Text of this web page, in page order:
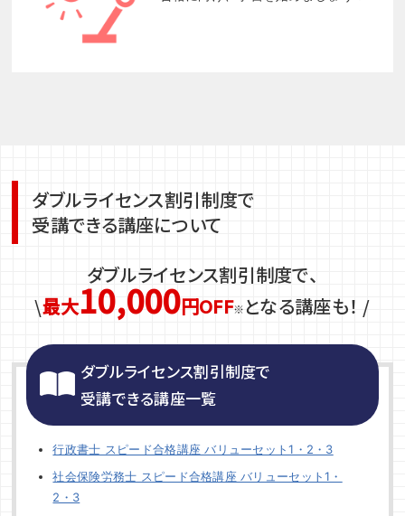
ダブルライセンス割引制度で
受講できる講座について
ダブルライセンス割引制度で、
\最大10,000円OFF※ となる講座も！ /
ダブルライセンス割引制度で
受講できる講座一覧
行政書士 スピード合格講座 バリューセット1・2・3
社会保険労務士 スピード合格講座 バリューセット1・
2・3